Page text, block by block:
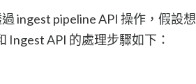
ingest pipeline API 操作，假設想
Ingest API 的處理步驟如下：